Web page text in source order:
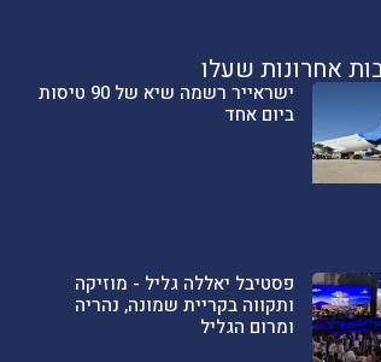
אחרונות שעלו
ישראייר רשמה שיא של 90 טיסות
ביום אחד
פסטיבל יאללה גליל - מוזיקה
ותקווה בקריית שמונה, נהריה
ומרום הגליל